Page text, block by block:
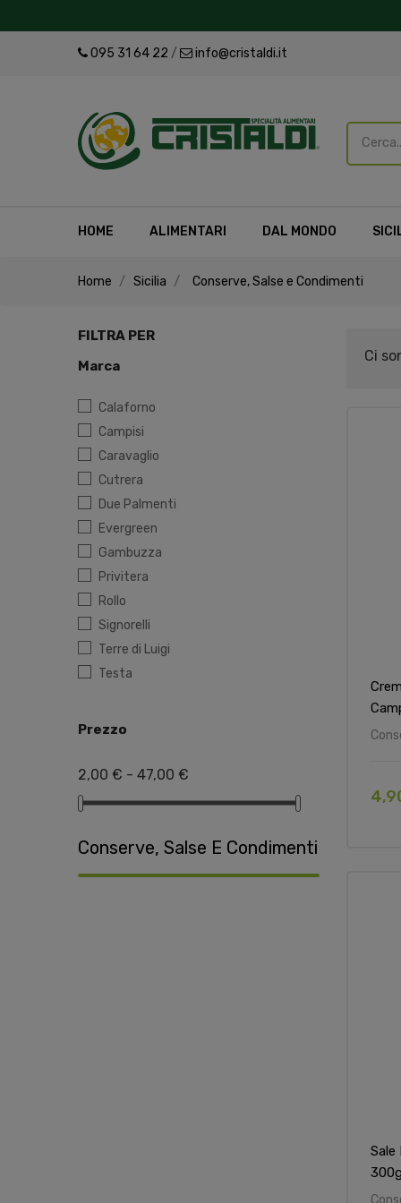
095 31 64 22 / info@cristaldi.it
HOME ALIMENTARI DAL MONDO
Home Sicilia Conserve, Salse e Condimenti
FILTRA PER
Marca
Calaforno
Campisi
Caravaglio
Cutrera
Due Palmenti
Evergreen
Gambuzza
Privitera
Rollo
Signorelli
Terre di Luigi
Testa
Prezzo
2,00 € - 47,00 €
Conserve, Salse E Condimenti
Ci
Sale